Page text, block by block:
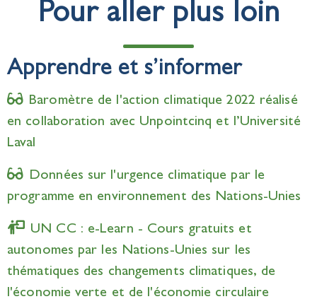
Pour aller plus loin
Apprendre et s’informer
Baromètre de l'action climatique 2022 réalisé
en collaboration avec Unpointcinq et l’Université
Laval
Données sur l'urgence climatique par le
programme en environnement des Nations-Unies
UN CC : e-Learn - Cours gratuits et
autonomes par les Nations-Unies sur les
thématiques des changements climatiques, de
l'économie verte et de l'économie circulaire